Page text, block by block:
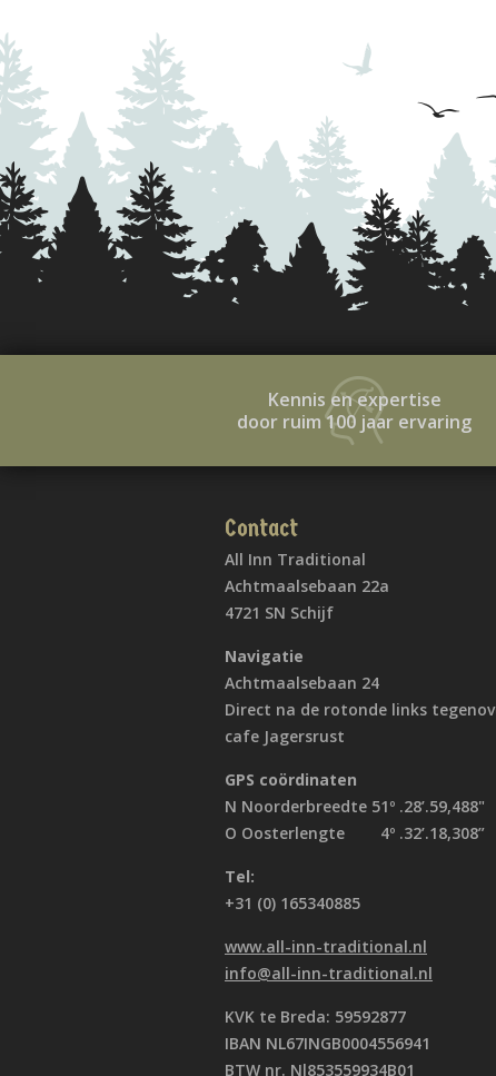
Kennis en expertise
door ruim 100 jaar ervaring
Contact
All Inn Traditional
Achtmaalsebaan 22a
4721 SN Schijf
Navigatie
Achtmaalsebaan 24
Direct na de rotonde links
cafe Jagersrust
GPS coördinaten
N Noorderbreedte 51º .28’.59,488"
O Oosterlengte 4º .32’.18,308”
Tel:
+31 (0) 165340885
www.all-inn-traditional.nl
info@all-inn-traditional.nl
KVK te Breda: 59592877
IBAN NL67INGB0004556941
BTW nr. Nl853559934B01